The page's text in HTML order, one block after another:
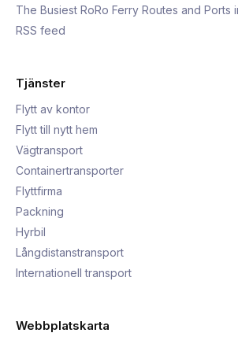
The Busiest RoRo Ferry Routes and Ports
RSS feed
Tjänster
Flytt av kontor
Flytt till nytt hem
Vägtransport
Containertransporter
Flyttfirma
Packning
Hyrbil
Långdistanstransport
Internationell transport
Webbplatskarta